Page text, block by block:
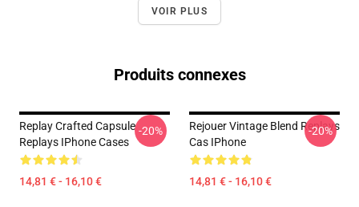
VOIR PLUS
Produits connexes
Replay Crafted Capsule
Replays IPhone Cases
14,81 € - 16,10 €
-20%
Rejouer Vintage Blend Replays
Cas IPhone
14,81 € - 16,10 €
-20%